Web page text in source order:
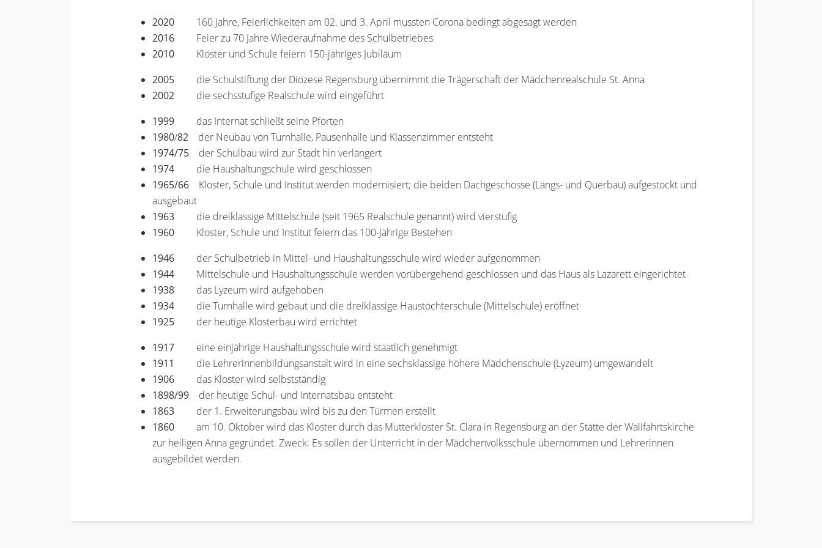
2020
160 Jahre, Feierlichkeiten am 02. und 3. April mussten Corona bedingt abgesagt werden
2016 Feier zu 70 Jahre Wiederaufnahme des Schulbetriebes
2010 Kloster und Schule feiern 150-jähriges Jubiläum
2005 die Schulstiftung der Diözese Regensburg übernimmt die Trägerschaft der Mädchenrealschule St. Anna
2002 die sechsstufige Realschule wird eingeführt
1999 das Internat schließt seine Pforten
1980/82 der Neubau von Turnhalle, Pausenhalle und Klassenzimmer entsteht
1974/75 der Schulbau wird zur Stadt hin verlängert
1974 die Haushaltungschule wird geschlossen
1965/66 Kloster, Schule und Institut werden modernisiert; die beiden Dachgeschosse (Längs- und Querbau) aufgestockt und
ausgebaut
1963 die dreiklassige Mittelschule (seit 1965 Realschule genannt) wird vierstufig
1960 Kloster, Schule und Institut feiern das 100-Jährige Bestehen
1946 der Schulbetrieb in Mittel- und Haushaltungsschule wird wieder aufgenommen
1944 Mittelschule und Haushaltungsschule werden vorübergehend geschlossen und das Haus als Lazarett eingerichtet
1938 das Lyzeum wird aufgehoben
1934 die Turnhalle wird gebaut und die dreiklassige Haustöchterschule (Mittelschule) eröffnet
1925 der heutige Klosterbau wird errichtet
1917 eine einjährige Haushaltungsschule wird staatlich genehmigt
1911 die Lehrerinnenbildungsanstalt wird in eine sechsklassige höhere Mädchenschule (Lyzeum) umgewandelt
1906 das Kloster wird selbstständig
1898/99 der heutige Schul- und Internatsbau entsteht
1863 der 1. Erweiterungsbau wird bis zu den Türmen erstellt
1860
am 10. Oktober wird das Kloster durch das Mutterkloster St. Clara in Regensburg an der Stätte der Wallfahrtskirche
zur heiligen Anna gegründet. Zweck: Es sollen der Unterricht in der Mädchenvolksschule übernommen und Lehrerinnen
ausgebildet werden.